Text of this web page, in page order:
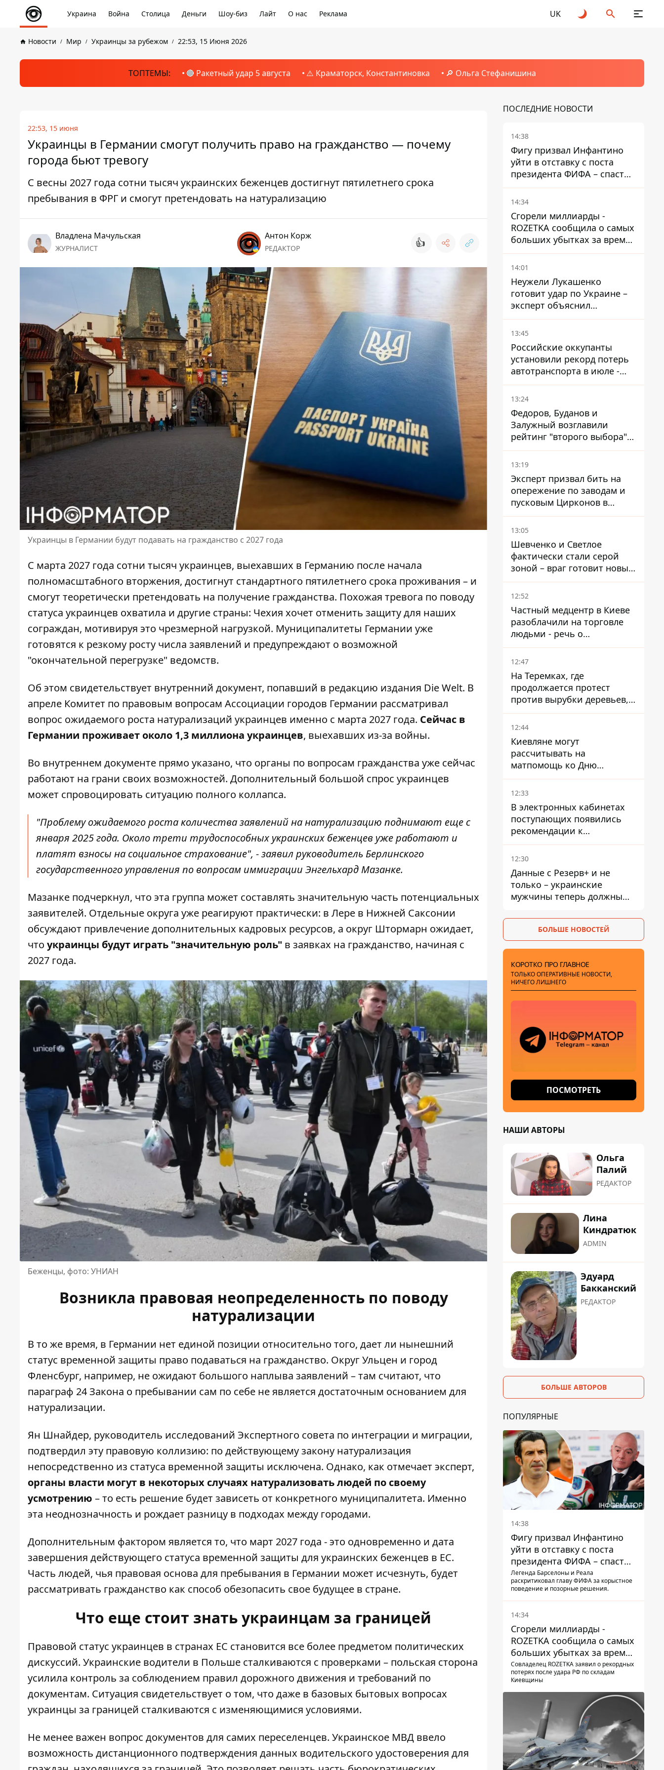
Украина Война Столица Деньги Шоу-биз Лайт О нас Реклама UK
Новости Мир Украинцы за рубежом 22:53, 15 Июня 2026
ТОПТЕМЫ: 🔴 Ракетный удар 5 августа ⚠️ Краматорск, Константиновка 🔎 Ольга Стефанишина
22:53, 15 июня
Украинцы в Германии смогут получить право на гражданство — почему
города бьют тревогу
С весны 2027 года сотни тысяч украинских беженцев достигнут пятилетнего срока
пребывания в ФРГ и смогут претендовать на натурализацию
Владлена Мачульская
ЖУРНАЛИСТ
Антон Корж
РЕДАКТОР 👍
Украинцы в Германии будут подавать на гражданство с 2027 года
С марта 2027 года сотни тысяч украинцев, выехавших в Германию после начала
полномасштабного вторжения, достигнут стандартного пятилетнего срока проживания – и
смогут теоретически претендовать на получение гражданства. Похожая тревога по поводу
статуса украинцев охватила и другие страны: Чехия хочет отменить защитудля наших
сограждан, мотивируя это чрезмерной нагрузкой. Муниципалитеты Германии уже
готовятся к резкому росту числа заявлений и предупреждают о возможной
"окончательной перегрузке" ведомств.
Об этом свидетельствует внутренний документ, попавший в редакцию издания Die Welt. В
апреле Комитет по правовым вопросам Ассоциации городов Германии рассматривал
вопрос ожидаемого роста натурализаций украинцев именно с марта 2027 года. Сейчас в
Германии проживает около 1,3 миллиона украинцев, выехавших из-за войны.
Во внутреннем документе прямо указано, что органы по вопросам гражданства уже сейчас
работают на грани своих возможностей. Дополнительный большой спрос украинцев
может спровоцировать ситуацию полного коллапса.
"Проблему ожидаемого роста количества заявлений на натурализацию поднимают еще с
января 2025 года. Около трети трудоспособных украинских беженцев уже работают и
платят взносы на социальное страхование", - заявил руководитель Берлинского
государственного управления по вопросам иммиграции Энгельхард Мазанке.
Мазанке подчеркнул, что эта группа может составлять значительную часть потенциальных
заявителей. Отдельные округа уже реагируют практически: в Лере в Нижней Саксонии
обсуждают привлечение дополнительных кадровых ресурсов, а округ Штормарн ожидает,
что украинцы будут играть "значительную роль" в заявках на гражданство, начиная с
2027 года.
Беженцы, фото: УНИАН
Возникла правовая неопределенность по поводу
натурализации
В то же время, в Германии нет единой позиции относительно того, дает ли нынешний
статус временной защиты право подаваться на гражданство. Округ Ульцен и город
Фленсбург, например, не ожидают большого наплыва заявлений – там считают, что
параграф 24 Закона о пребывании сам по себе не является достаточным основанием для
натурализации.
Ян Шнайдер, руководитель исследований Экспертного совета по интеграции и миграции,
подтвердил эту правовую коллизию: по действующему закону натурализация
непосредственно из статуса временной защиты исключена. Однако, как отмечает эксперт,
органы власти могут в некоторых случаях натурализовать людей по своему
усмотрению – то есть решение будет зависеть от конкретного муниципалитета. Именно
эта неоднозначность и рождает разницу в подходах между городами.
Дополнительным фактором является то, что март 2027 года - это одновременно и дата
завершения действующего статуса временной защиты для украинских беженцев в ЕС.
Часть людей, чья правовая основа для пребывания в Германии может исчезнуть, будет
рассматривать гражданство как способ обезопасить свое будущее в стране.
Что еще стоит знать украинцам за границей
Правовой статус украинцев в странах ЕС становится все более предметом политических
дискуссий. Украинские водители в Польше сталкиваются с проверками – польская сторона
усилила контроль за соблюдением правил дорожного движения и требований по
документам. Ситуация свидетельствует о том, что даже в базовых бытовых вопросах
украинцы за границей сталкиваются с изменяющимися условиями.
Не менее важен вопрос документов для самих переселенцев. Украинское МВД ввело
возможность дистанционного подтверждения данных водительского удостоверения для
ПОСЛЕДНИЕ НОВОСТИ
14:38
Фигу призвал Инфантино
уйти в отставку с поста
президента ФИФА – спасти
футбол еще не поздно
14:34
Сгорели миллиарды -
ROZETKA сообщила о самых
больших убытках за время
существования компании
14:01
Неужели Лукашенко
готовит удар по Украине –
эксперт объяснил
настоящее назначение
новой гомельской бригады
13:45
Российские оккупанты
установили рекорд потерь
автотранспорта в июле -
почти 14 тысяч единиц
13:24
Федоров, Буданов и
Залужный возглавили
рейтинг "второго выбора"
украинцев - опрос показал
альтернативные симпатии
13:19
Эксперт призвал бить на
опережение по заводам и
пусковым Цирконов в
России
13:05
Шевченко и Светлое
фактически стали серой
зоной – враг готовит новые
атаки на Добропольском
направлении
12:52
Частный медцентр в Киеве
разоблачили на торговле
людьми - речь о
суррогатном материнстве
12:47
На Теремках, где
продолжается протест
против вырубки деревьев,
произошла стычка со
спецназом полиции
12:44
Киевляне могут
рассчитывать на
матпомощь ко Дню
независимости - кому ее
дадут
12:33
В электронных кабинетах
поступающих появились
рекомендации к
зачислению на бакалавриат
и в магистратуру – что
12:30
Данные с Резерв+ и не
только – украинские
мужчины теперь должны
службе, чтобы получить
временную защиту ЕС
БОЛЬШЕ НОВОСТЕЙ
КОРОТКО ПРО ГЛАВНОЕ
ТОЛЬКО ОПЕРАТИВНЫЕ НОВОСТИ,
НИЧЕГО ЛИШНЕГО
ПОСМОТРЕТЬ
НАШИ АВТОРЫ
Ольга
Палий
РЕДАКТОР
Лина
Киндратюк
ADMIN
Эдуард
Бакканский
РЕДАКТОР
БОЛЬШЕ АВТОРОВ
ПОПУЛЯРНЫЕ
14:38
Фигу призвал Инфантино
уйти в отставку с поста
президента ФИФА – спасти
футбол еще не поздно
Легенда Барселоны и Реала
раскритиковал главу ФИФА за корыстное
поведение и позорные решения.
14:34
Сгорели миллиарды -
ROZETKA сообщила о самых
больших убытках за время
существования компании
Совладелец ROZETKA заявил о рекордных
потерях после удара РФ по складам
Киевщины